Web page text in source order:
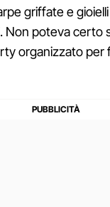
griffate e
Non poteva certo
organizzato per